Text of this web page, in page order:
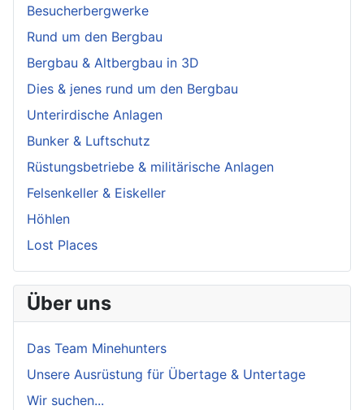
Besucherbergwerke
Rund um den Bergbau
Bergbau & Altbergbau in 3D
Dies & jenes rund um den Bergbau
Unterirdische Anlagen
Bunker & Luftschutz
Rüstungsbetriebe & militärische Anlagen
Felsenkeller & Eiskeller
Höhlen
Lost Places
Über uns
Das Team Minehunters
Unsere Ausrüstung für Übertage & Untertage
Wir suchen...